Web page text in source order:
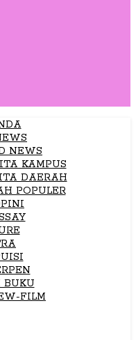
NEWS
KAMPUS
DAERAH
POPULER
BUKU
FILM